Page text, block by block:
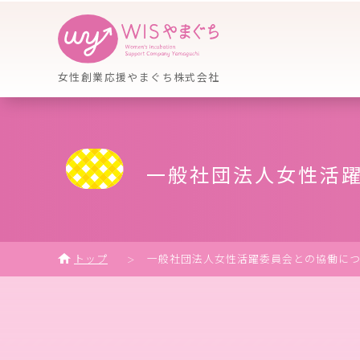
女性創業応援やまぐち株式会社
一般社団法人女性活
トップ ＞ 一般社団法人女性活躍委員会との協働に